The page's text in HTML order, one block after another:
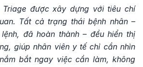
Triage được xây dựng với tiêu chí
Tất cả trạng thái bệnh nhân –
đã hoàn thành – đều hiển thị
giúp nhân viên y tế chỉ cần nhìn
bắt ngay việc cần làm, không